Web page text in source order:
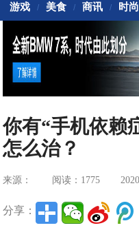
游戏 / 美食 / 商讯 / 时尚
你有“手机依赖
怎么治？
来源： 阅读：1775
分享：